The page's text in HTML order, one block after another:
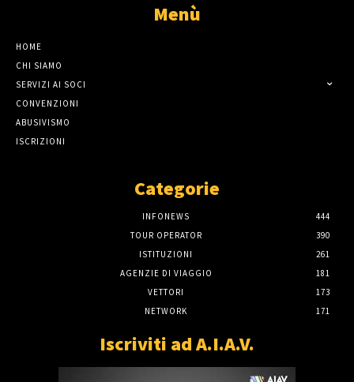
Menù
HOME
CHI SIAMO
SERVIZI AI SOCI
CONVENZIONI
ABUSIVISMO
ISCRIZIONI
Categorie
INFONEWS
444
TOUR OPERATOR
390
ISTITUZIONI
261
AGENZIE DI VIAGGIO
181
VETTORI
173
NETWORK
171
Iscriviti ad A.I.A.V.